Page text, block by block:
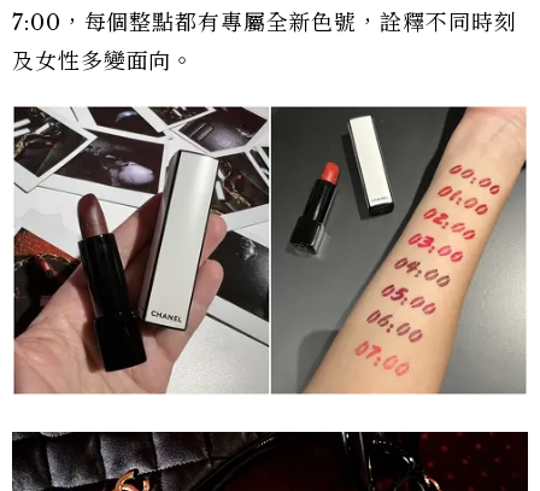
7:00，每個整點都有專屬全新色號，詮釋不同時刻
及女性多變面向。